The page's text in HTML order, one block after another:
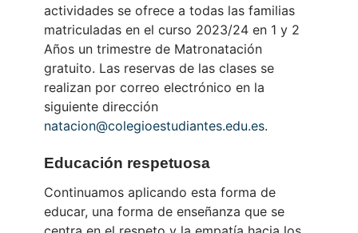
actividades se ofrece a todas las familias
matriculadas en el curso 2023/24 en 1 y 2
Años un trimestre de Matronatación
gratuito. Las reservas de las clases se
realizan por correo electrónico en la
siguiente dirección
natacion@colegioestudiantes.edu.es.
Educación respetuosa
Continuamos aplicando esta forma de
educar, una forma de enseñanza que se